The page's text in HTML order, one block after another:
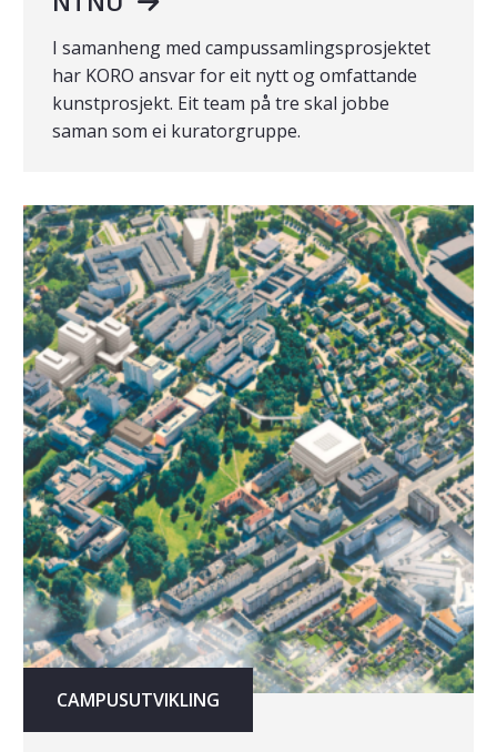
I samanheng med campussamlingsprosjektet
har KORO ansvar for eit nytt og omfattande
kunstprosjekt. Eit team på tre skal jobbe
saman som ei kuratorgruppe.
CAMPUSUTVIKLING